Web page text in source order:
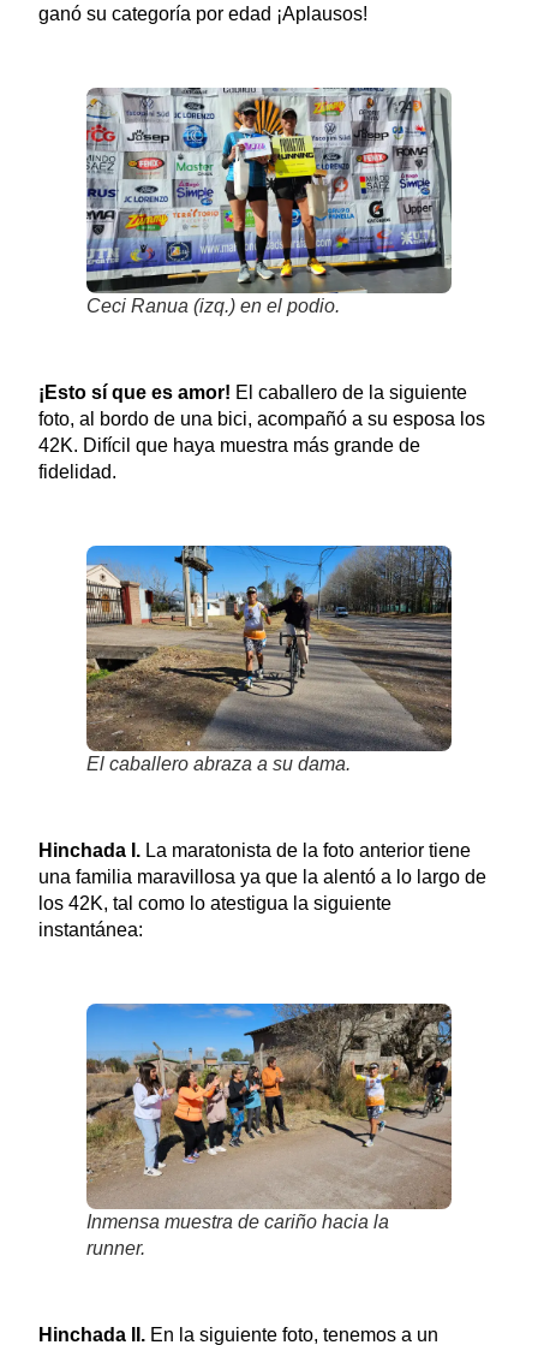
ganó su categoría por edad ¡Aplausos!
Ceci Ranua (izq.) en el podio.
¡Esto sí que es amor! El caballero de la siguiente
foto, al bordo de una bici, acompañó a su esposa los
42K. Difícil que haya muestra más grande de
fidelidad.
El caballero abraza a su dama.
Hinchada I.La maratonista de la foto anterior tiene
una familia maravillosa ya que la alentó a lo largo de
los 42K, tal como lo atestigua la siguiente
instantánea:
Inmensa muestra de cariño hacia la
runner.
Hinchada II.En la siguiente foto, tenemos a un